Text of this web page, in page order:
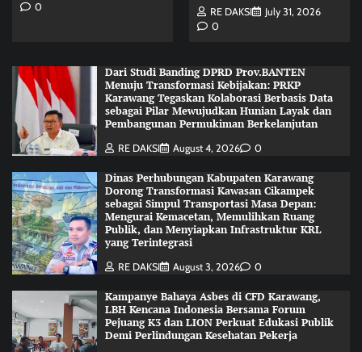
0
RE DAKSI
July 31, 2026
0
Dari Studi Banding DPRD Prov.BANTEN
Menuju Transformasi Kebijakan: PRKP
Karawang Tegaskan Kolaborasi Berbasis Data
sebagai Pilar Mewujudkan Hunian Layak dan
Pembangunan Permukiman Berkelanjutan
RE DAKSI August 4, 2026 0
Dinas Perhubungan Kabupaten Karawang
Dorong Transformasi Kawasan Cikampek
sebagai Simpul Transportasi Masa Depan:
Mengurai Kemacetan, Memulihkan Ruang
Publik, dan Menyiapkan Infrastruktur KRL
yang Terintegrasi
RE DAKSI August 3, 2026 0
Kampanye Bahaya Asbes di CFD Karawang,
LBH Kencana Indonesia Bersama Forum
Pejuang K3 dan LION Perkuat Edukasi Publik
Demi Perlindungan Kesehatan Pekerja